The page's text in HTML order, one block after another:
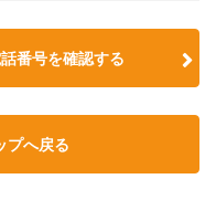
番号を確認する
プへ戻る